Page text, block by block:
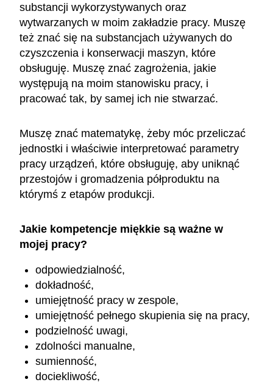
substancji wykorzystywanych oraz
wytwarzanych w moim zakładzie pracy. Muszę
też znać się na substancjach używanych do
czyszczenia i konserwacji maszyn, które
obsługuję. Muszę znać zagrożenia, jakie
występują na moim stanowisku pracy, i
pracować tak, by samej ich nie stwarzać.
Muszę znać matematykę, żeby móc przeliczać
jednostki i właściwie interpretować parametry
pracy urządzeń, które obsługuję, aby uniknąć
przestojów i gromadzenia półproduktu na
którymś z etapów produkcji.
Jakie kompetencje miękkie są ważne w
mojej pracy?
odpowiedzialność,
dokładność,
umiejętność pracy w zespole,
umiejętność pełnego skupienia się na pracy,
podzielność uwagi,
zdolności manualne,
sumienność,
dociekliwość,